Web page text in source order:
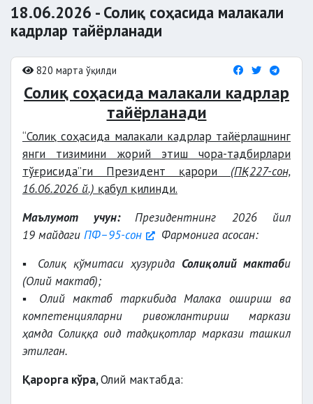
18.06.2026 - Солиқ соҳасида малакали
кадрлар тайёрланади
820 марта ўқилди
Солиқ соҳасида малакали кадрлар
тайёрланади
“Солиқ соҳасида малакали кадрлар тайёрлашнинг
янги тизимини жорий этиш чора-тадбирлари
тўғрисида”ги Президент қарори (ПҚ–227-сон,
16.06.2026 й.) қабул қилинди.
Маълумот учун: Президентнинг 2026 йил
19 майдаги ПФ–95-сон
Фармонига асосан:
▪️ Солиқ қўмитаси ҳузурида Солиқ олий мактаби
(Олий мактаб);
▪️ Олий мактаб таркибида Малака ошириш ва
компетенцияларни ривожлантириш маркази
ҳамда Солиққа оид тадқиқотлар маркази ташкил
этилган.
Қарорга кўра,Олий мактабда: